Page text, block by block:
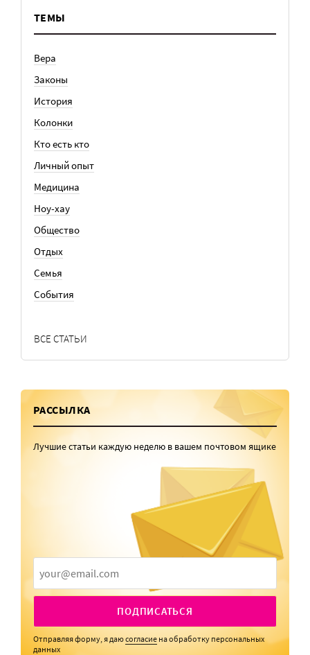
ТЕМЫ
Вера
Законы
История
Колонки
Кто есть кто
Личный опыт
Медицина
Ноу-хау
Общество
Отдых
Семья
События
ВСЕ СТАТЬИ
РАССЫЛКА
Лучшие статьи каждую неделю в вашем почтовом ящике
ПОДПИСАТЬСЯ
Отправляя форму, я даюсогласие на обработку персональных
данных